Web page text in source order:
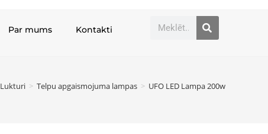
Par mums Kontakti
Lukturi > Telpu apgaismojuma lampas > UFO LED Lampa 200w